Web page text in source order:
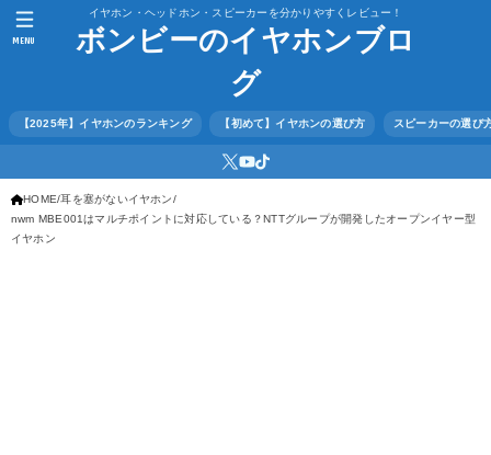
イヤホン・ヘッドホン・スピーカーを分かりやすくレビュー！
ボンビーのイヤホンブロ
グ
【2025年】イヤホンのランキング 【初めて】イヤホンの選び方 スピーカーの選び
MENU
HOME 耳を塞がないイヤホン
nwm MBE001はマルチポイントに対応している？NTTグループが開発したオープンイヤー型
イヤホン